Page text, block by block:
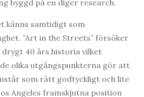
byggd på en diger research.
känns samtidigt som
”Art in the Streets” försöker
40 års historia vilket
olika utgångspunkterna gör att
som rätt godtyckligt och lite
Angeles framskjutna position